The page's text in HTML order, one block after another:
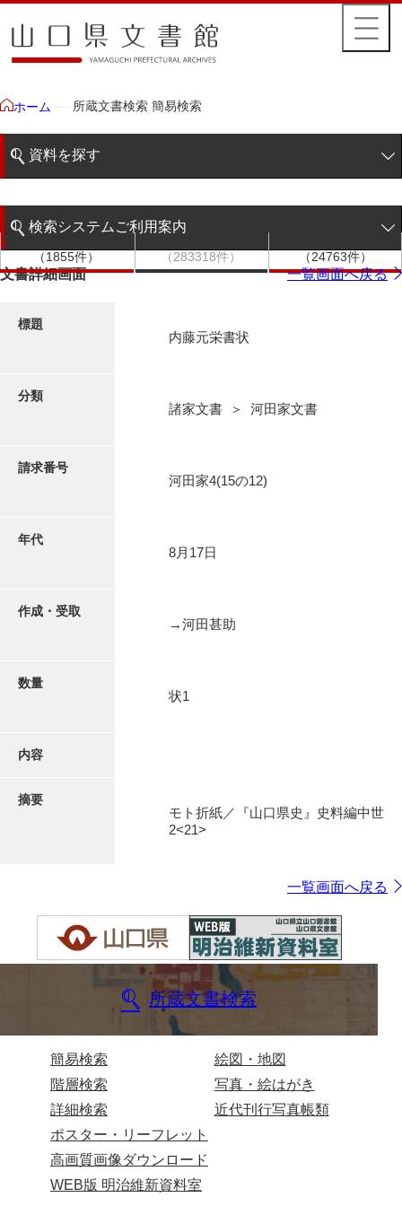
ホーム 所蔵文書検索 簡易検索
資料を探す
階層検索
写真・絵はがき
近代刊行写真帳類
検索システムご利用案内
検索システムの利用について
（1855件）
（283318件）
（24763件）
文書詳細画面 一覧画面へ戻る
標題
内藤元栄書状
分類
諸家文書 ＞ 河田家文書
請求番号
河田家4(15の12)
年代
8月17日
作成・受取
→河田甚助
数量
状1
内容
摘要
モト折紙／『山口県史』史料編中世
2<21>
一覧画面へ戻る
所蔵文書検索
簡易検索
階層検索
詳細検索
絵図・地図
写真・絵はがき
近代刊行写真帳類
ポスター・リーフレット
高画質画像ダウンロード
WEB版 明治維新資料室